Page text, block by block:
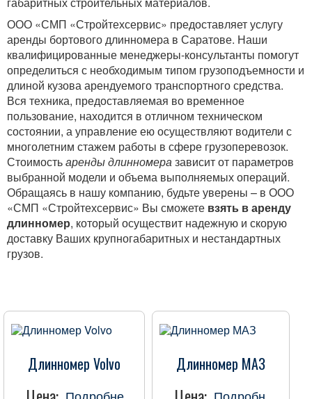
Аренда автовышек
Аренда автокранов
Аренда кранов-манипуляторов
Аренда бульдозеров
Аренда дорожной техники
Аренда грунторезов
Аренда грузовой техники
Аренда длинномеров
Аренда тралов
Прочие услуги
Метизы и фланцы
Пружины
Заклепки вытяжные
Гайки
ООО «СМП «Стройтехсервис» предоставляет услугу
аренды бортового длинномера в Саратове. Наши
квалифицированные менеджеры-консультанты помогут
определиться с необходимым типом грузоподъемности и
длиной кузова арендуемого транспортного средства.
Вся техника, предоставляемая во временное
пользование, находится в отличном техническом
состоянии, а управление ею осуществляют водители с
многолетним стажем работы в сфере грузоперевозок.
Стоимостьаренды длинномеразависит от параметров
выбранной модели и объема выполняемых операций.
Обращаясь в нашу компанию, будьте уверены – в ООО
«СМП «Стройтехсервис» Вы сможете взять в аренду
длинномер, который осуществит надежную и скорую
доставку Ваших крупногабаритных и нестандартных
грузов.
Длинномер Volvo Длинномер МАЗ